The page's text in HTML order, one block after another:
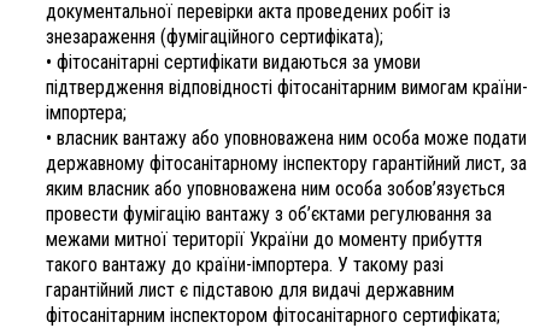
документальної перевірки акта проведених робіт із
знезараження (фумігаційного сертифіката);
• фітосанітарні сертифікати видаються за умови
підтвердження відповідності фітосанітарним вимогам країни-
імпортера;
• власник вантажу або уповноважена ним особа може подати
державному фітосанітарному інспектору гарантійний лист, за
яким власник або уповноважена ним особа зобов’язується
провести фумігацію вантажу з об’єктами регулювання за
межами митної території України до моменту прибуття
такого вантажу до країни-імпортера. У такому разі
гарантійний лист є підставою для видачі державним
фітосанітарним інспектором фітосанітарного сертифіката;